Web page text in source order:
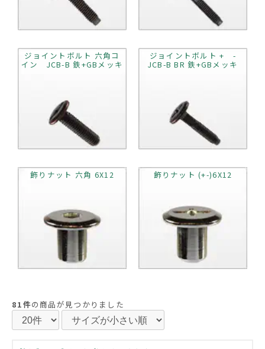
ジョイントボルト 六角コ
イン JCB-B 鉄+GBメッキ
ジョイントボルト + -
JCB-B BR 鉄+GBメッキ
飾りナット 六角 6X12 飾りナット (+-)6X12
81件の商品が見つかりました